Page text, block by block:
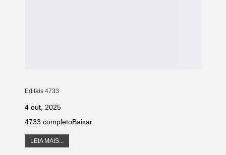
Editais 4733
4 out, 2025
4733 completoBaixar
LEIA MAIS...